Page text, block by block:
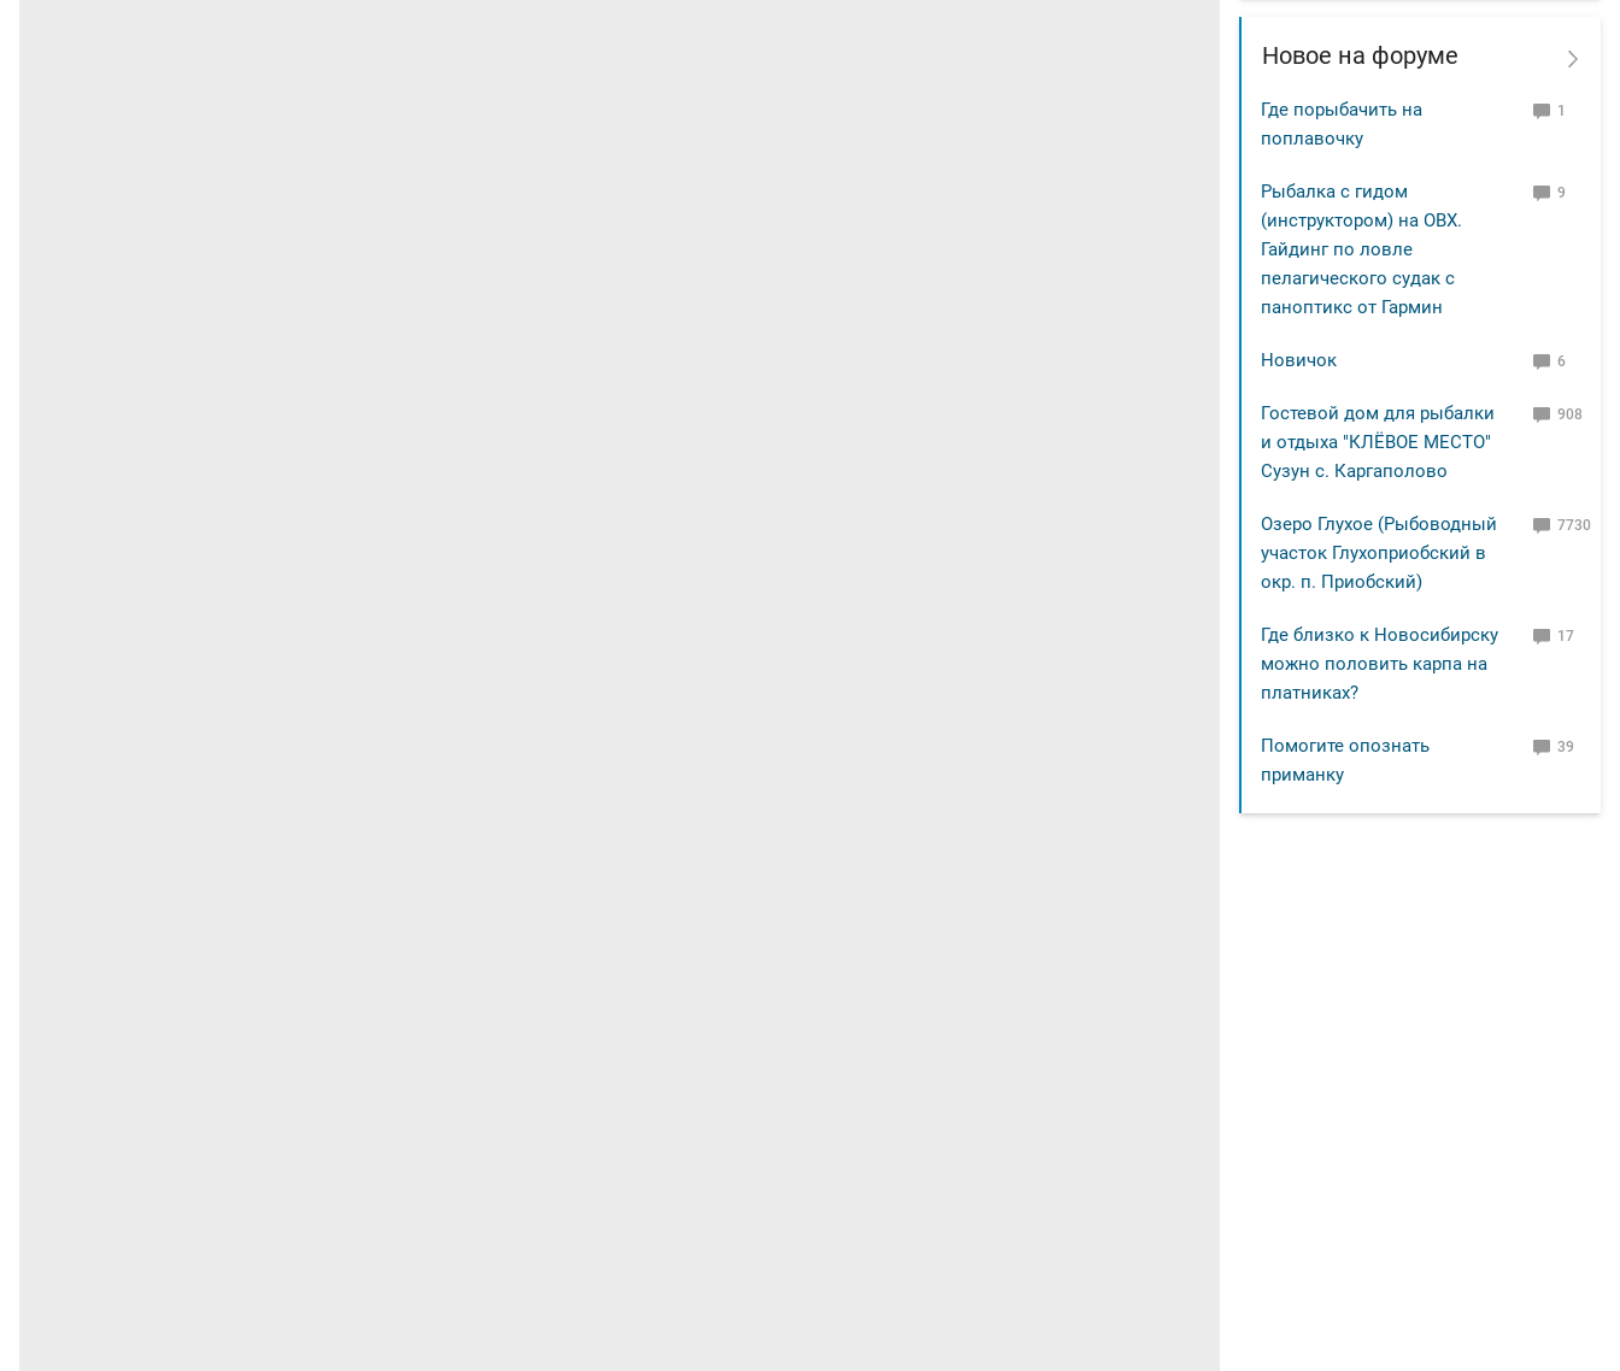
Новое на форуме
Где порыбачить на
поплавочку
1
Рыбалка с гидом
(инструктором) на ОВХ.
Гайдинг по ловле
пелагического судак с
паноптикс от Гармин
9
Новичок 6
Гостевой дом для рыбалки
и отдыха "КЛЁВОЕ МЕСТО"
Сузун с. Каргаполово
908
Озеро Глухое (Рыбоводный
участок Глухоприобский в
окр. п. Приобский)
7730
Где близко к Новосибирску
можно половить карпа на
платниках?
17
Помогите опознать
приманку
39